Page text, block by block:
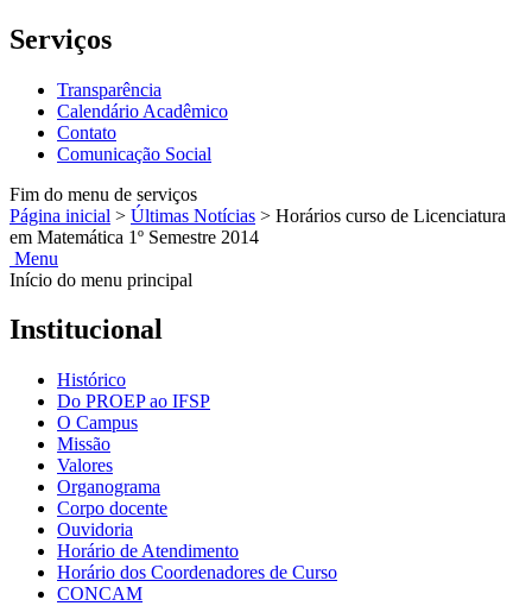
Serviços
Transparência
Calendário Acadêmico
Contato
Comunicação Social
Fim do menu de serviços
Página inicial > Últimas Notícias > Horários curso de Licenciatura
em Matemática 1º Semestre 2014
Menu
Início do menu principal
Institucional
Histórico
Do PROEP ao IFSP
O Campus
Missão
Valores
Organograma
Corpo docente
Ouvidoria
Horário de Atendimento
Horário dos Coordenadores de Curso
CONCAM